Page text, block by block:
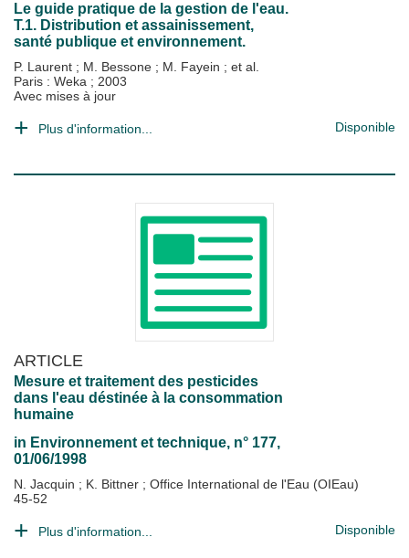
Le guide pratique de la gestion de l'eau.
T.1. Distribution et assainissement,
santé publique et environnement.
P. Laurent ; M. Bessone ; M. Fayein ; et al.
Paris : Weka ; 2003
Avec mises à jour
Plus d'information... Disponible
ARTICLE
Mesure et traitement des pesticides
dans l'eau déstinée à la consommation
humaine
in Environnement et technique, n° 177,
01/06/1998
N. Jacquin ; K. Bittner ; Office International de l'Eau (OIEau)
45-52
Plus d'information... Disponible